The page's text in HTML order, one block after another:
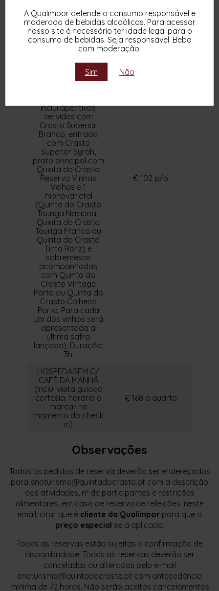
A Qualimpor defende o consumo responsável e
moderado de bebidas alcoólicas. Para acessar
nosso site é necessário ter idade legal para o
consumo de bebidas. Seja responsável. Beba
com moderação.
Sim Não
SEGUIDA DE
ALMOÇO
HARMONIZADO
COM PROVA DE 05
VINHOS SUPERIOR
(Visita guiada e
comentada pelas
instalações. O
almoço
inclui aperitivos
servidos com
Crasto Superior
Branco, entrada
com Crasto
Superior Syrah,
prato principal com
Quinta do Crasto
Reserva Vinhas
Velhas e 1
monovarietal
(Quinta do Crasto
Touriga Nacional,
Quinta do Crasto
Touriga Franca ou
Quinta do Crasto
Tinta Roriz) e
sobremesas
acompanhadas
com Quinta do
Crasto Vintage
Porto ou Quinta do
Crasto Colheita
Porto. Para cada
um dos vinhos será
apresentada a
última safra
lançada). Duração:
3h
€ 102 p/p
HOSPEDAGEM C/
CAFÉ DA MANHÃ
(Inclui visita guiada
cortesia. horário a
marcar no
momento do check
in)
€ 168 o quarto
Observações
Todos os pedidos de reserva deverão ser endereçados
para enoturismo@quintadocrasto.pt com a descrição
das atividades, nº de participantes e restrições
alimentares, em caso de reserva de refeições. neste
email, citar que é cliente da Qualimpor para que o
preço especial seja aplicado.
Todas as reservas estão sujeitas a confirmação de
disponibilidade. Todas as reservas deverão ser
canceladas ou alteradas pelo e-mail
enoturismo@quintadocrasto.pt com antecedência
mínima de 72 horas. Não serão aceitos cancelamentos